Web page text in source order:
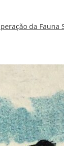
da Fauna